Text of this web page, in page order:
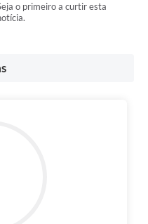
o primeiro a curtir esta